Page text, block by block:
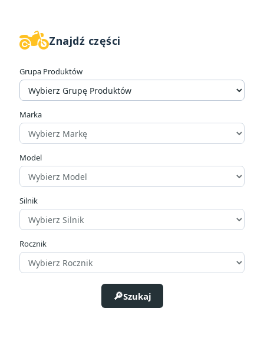
W magazynie 75
Kategorie
Spodnie jeansowe
23
Spodnie skórzane
Spodnie tekstylne
77
zł
Producenci
Rozmiar
Znajdź części
Grupa Produktów
Marka
Model
Silnik
Rocznik
Szukaj